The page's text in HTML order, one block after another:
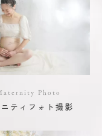
Photo
ティフォト撮影